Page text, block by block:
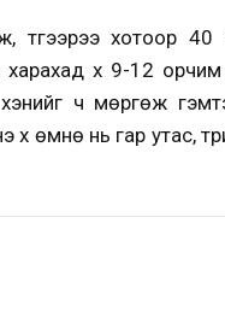
түүгээрээ хотоор
хүү 9-12
ч мөргөж
өмнө нь гар утас,